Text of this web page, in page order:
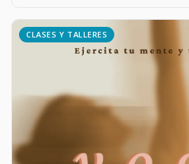
CLASES Y TALLERES